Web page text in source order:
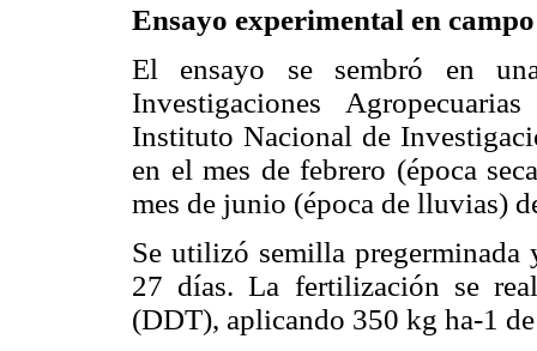
Ensayo experimental en campo
El ensayo se sembró en
Investigaciones
Instituto Nacional de
en el mes de febrero (época
mes de junio (época de lluvias)
Se utilizó semilla pregerminada
27 días. La fertilización se
(DDT), aplicando 350 kg ha-1